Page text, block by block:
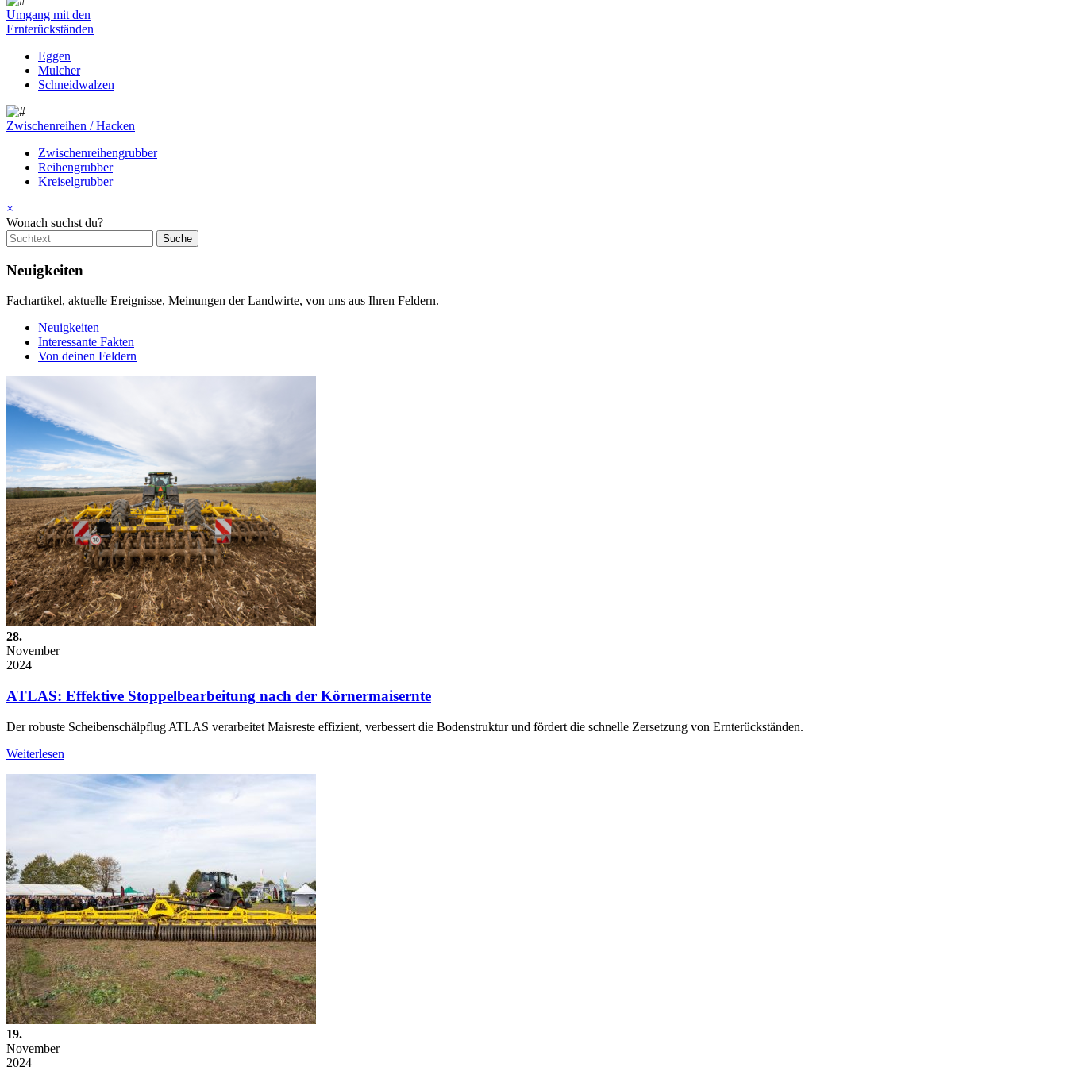
Umgang mit den
Ernterückständen
Eggen
Mulcher
Schneidwalzen
Zwischenreihen / Hacken
Zwischenreihengrubber
Reihengrubber
Kreiselgrubber
×
Wonach suchst du?
Neuigkeiten
Fachartikel, aktuelle Ereignisse, Meinungen der Landwirte, von uns aus Ihren Feldern.
Neuigkeiten
Interessante Fakten
Von deinen Feldern
28.
November
2024
ATLAS: Effektive Stoppelbearbeitung nach der Körnermaisernte
Der robuste Scheibenschälpflug ATLAS verarbeitet Maisreste effizient, verbessert die Bodenstruktur und fördert die schnelle Zersetzung von Ernterückständen.
Weiterlesen
19.
November
2024